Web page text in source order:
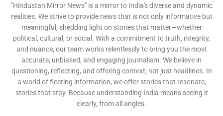
"Hindustan Mirror News" is a mirror to India's diverse and dynamic
realities. We strive to provide news that is not only informative but
meaningful, shedding light on stories that matter—whether
political, cultural, or social. With a commitment to truth, integrity,
and nuance, our team works relentlessly to bring you the most
accurate, unbiased, and engaging journalism. We believe in
questioning, reflecting, and offering context, not just headlines. In
a world of fleeting information, we offer stories that resonate,
stories that stay. Because understanding India means seeing it
clearly, from all angles.